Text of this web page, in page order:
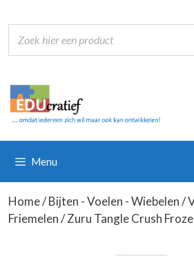
naar
inhoud
Menu
Home/Bijten - Voelen - Wiebelen/
Friemelen/ Zuru Tangle Crush